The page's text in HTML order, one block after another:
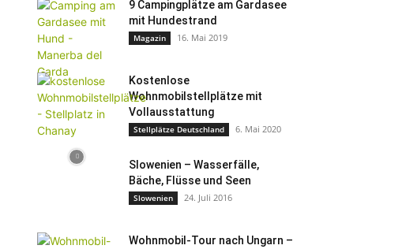
9 Campingplätze am Gardasee
mit Hundestrand
Magazin 16. Mai 2019
Kostenlose
Wohnmobilstellplätze mit
Vollausstattung
Stellplätze Deutschland 6. Mai 2020
Slowenien – Wasserfälle,
Bäche, Flüsse und Seen
Slowenien 24. Juli 2016
Wohnmobil-Tour nach Ungarn –